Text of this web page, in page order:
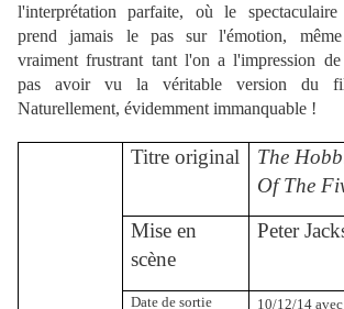
l'interprétation parfaite, où le
prend jamais le pas sur l'émotion,
vraiment frustrant tant l'on a l'impression
pas avoir vu la véritable version du
Naturellement, évidemment immanquable !
Titre original The
Of The
Mise en
scène
Peter
Date de sortie
10/12/14